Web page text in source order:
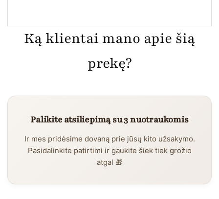
Ką klientai mano apie šią
prekę?
Palikite atsiliepimą su 3 nuotraukomis
Ir mes pridėsime dovaną prie jūsų kito užsakymo.
Pasidalinkite patirtimi ir gaukite šiek tiek grožio
atgal 🎁